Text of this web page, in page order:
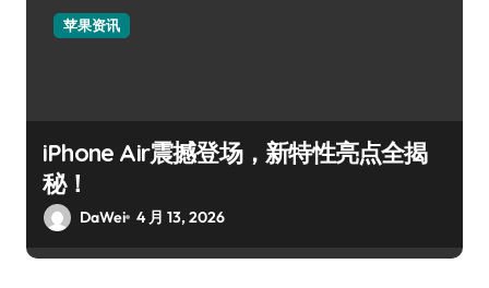
苹果资讯
iPhone Air震撼登场，新特性亮点全揭
秘！
DaWei 4 月 13, 2026